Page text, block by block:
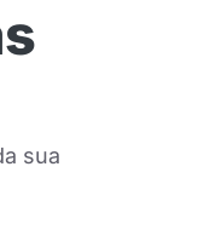
sua